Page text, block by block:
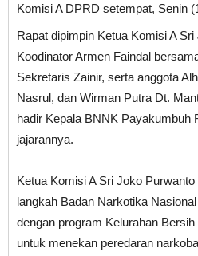
Komisi A DPRD setempat, Senin
Rapat dipimpin Ketua Komisi A
Koodinator Armen Faindal
Sekretaris Zainir, serta anggota
Nasrul, dan Wirman Putra Dt.
hadir Kepala BNNK Payakumbuh
jajarannya.
Ketua Komisi A Sri Joko
langkah Badan Narkotika
dengan program Kelurahan
untuk menekan peredaran